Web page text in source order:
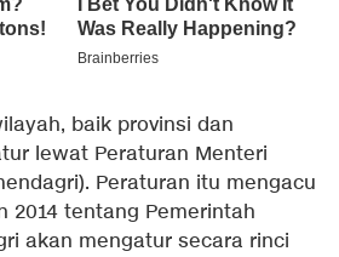
baik provinsi dan
lewat Peraturan Menteri
Peraturan itu mengacu
2014 tentang Pemerintah
akan mengatur secara rinci